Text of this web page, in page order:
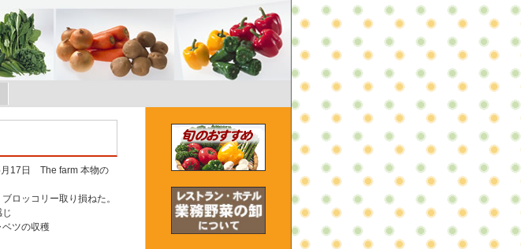
17日 The farm 本物の
ロッコリー取り損ねた。
ベツの収穫